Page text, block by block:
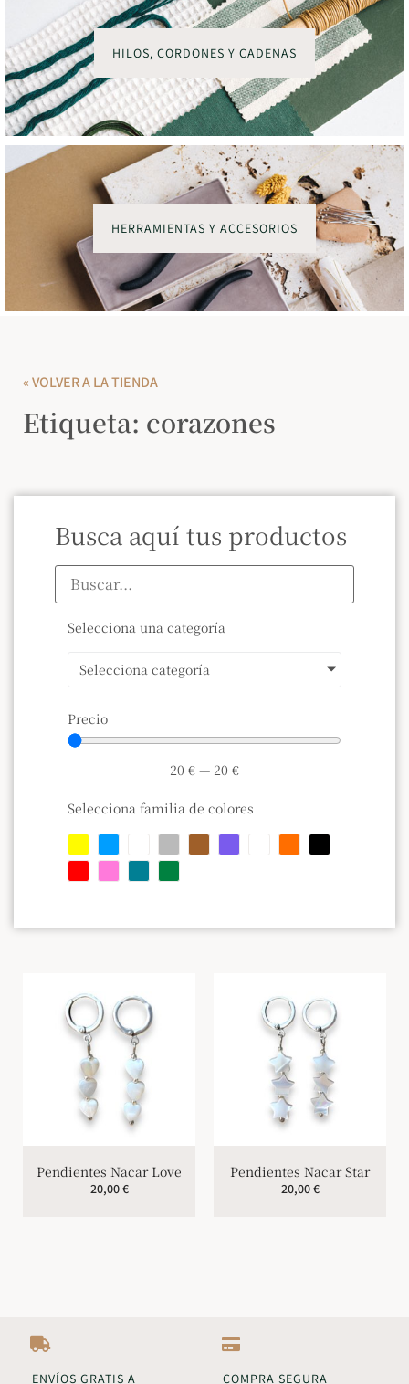
HILOS, CORDONES Y CADENAS
HERRAMIENTAS Y ACCESORIOS
« VOLVER A LA TIENDA
Etiqueta: corazones
Busca aquí tus productos
Selecciona una categoría
Selecciona categoría
Precio
20 € — 20 €
Selecciona familia de colores
Pendientes Nacar Love
20,00€
Pendientes Nacar Star
20,00€
ENVÍOS GRATIS A COMPRA SEGURA